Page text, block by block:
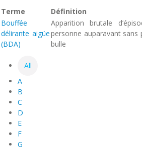
Terme
Définition
Bouffée
délirante aigüe
(BDA)
Apparition brutale
personne auparavant sans
bulle
All
A
B
C
D
E
F
G